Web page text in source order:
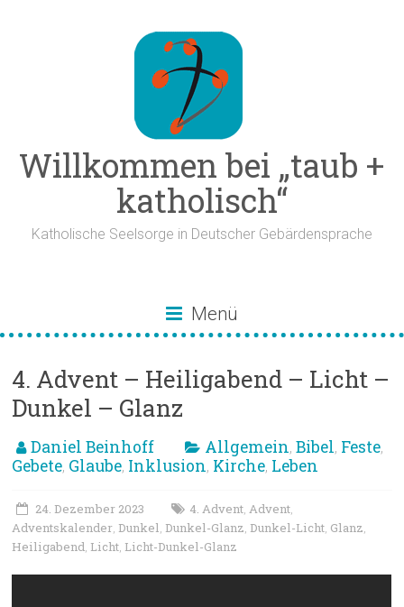
Willkommen bei „taub +
katholisch“
Katholische Seelsorge in Deutscher Gebärdensprache
Menü
4. Advent – Heiligabend – Licht –
Dunkel – Glanz
Daniel Beinhoff Allgemein,Bibel, Feste,
Gebete, Glaube, Inklusion, Kirche, Leben
24. Dezember 2023 4. Advent,Advent,
Adventskalender, Dunkel, Dunkel-Glanz, Dunkel-Licht, Glanz,
Heiligabend, Licht, Licht-Dunkel-Glanz